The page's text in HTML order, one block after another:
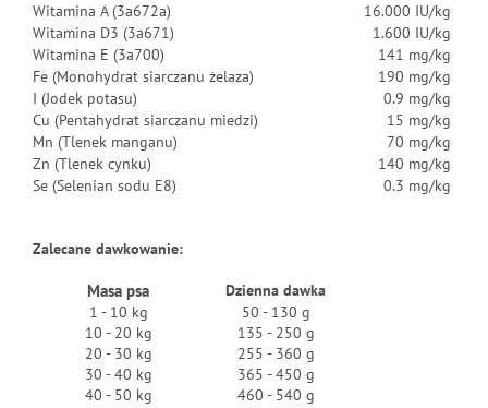
Witamina A (3a672a)
16.000 IU/kg
Witamina D3 (3a671)
1.600 IU/kg
Witamina E (3a700)
141 mg/kg
Fe (Monohydrat siarczanu żelaza)
190 mg/kg
I (Jodek potasu)
0.9 mg/kg
Cu (Pentahydrat siarczanu miedzi)
15 mg/kg
Mn (Tlenek manganu)
70 mg/kg
Zn (Tlenek cynku)
140 mg/kg
Se (Selenian sodu E8)
0.3 mg/kg
Zalecane dawkowanie:
Masa psa
Dzienna dawka
1 - 10 kg
50 - 130 g
10 - 20 kg
135 - 250 g
20 - 30 kg
255 - 360 g
30 - 40 kg
365 - 450 g
40 - 50 kg
460 - 540 g